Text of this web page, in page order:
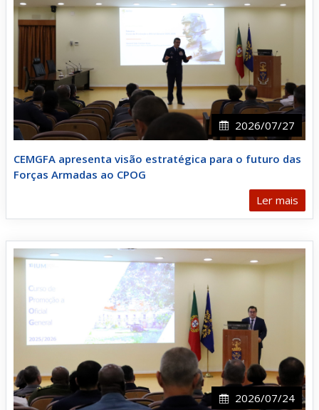
2026/07/27
CEMGFA apresenta visão estratégica para o futuro das
Forças Armadas ao CPOG
Ler mais
2026/07/24